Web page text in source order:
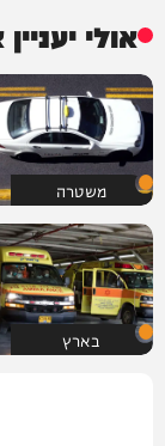
אולי
משטרה
בארץ